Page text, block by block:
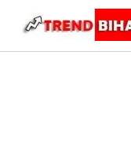
content